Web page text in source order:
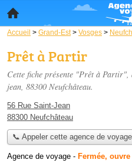
Accueil > Grand-Est > Vosges >
Prêt à Partir
Cette fiche présente "Prêt à Partir",
jean, 88300 Neufchâteau.
56 Rue Saint-Jean
88300 Neufchâteau
📞 Appeler cette agence de voyage
Agence de voyage - Fermée, ouvre